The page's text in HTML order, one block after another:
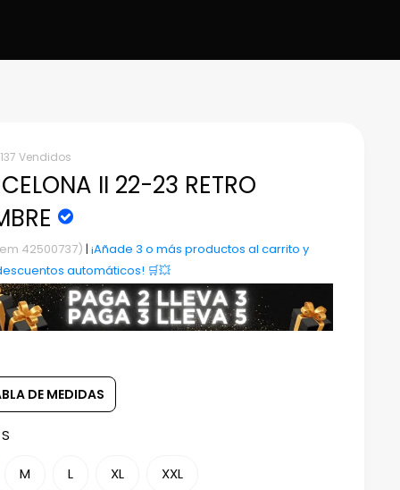
Vendidos
II 22-23 RETRO
42500737) |¡Añade 3 o más productos al carrito y
automáticos! 🛒💥
DE MEDIDAS
S
M L XL XXL